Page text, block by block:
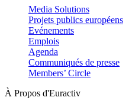
Media Solutions
Projets publics européens
Evénements
Emplois
Agenda
Communiqués de presse
Members’ Circle
À Propos d'Euractiv